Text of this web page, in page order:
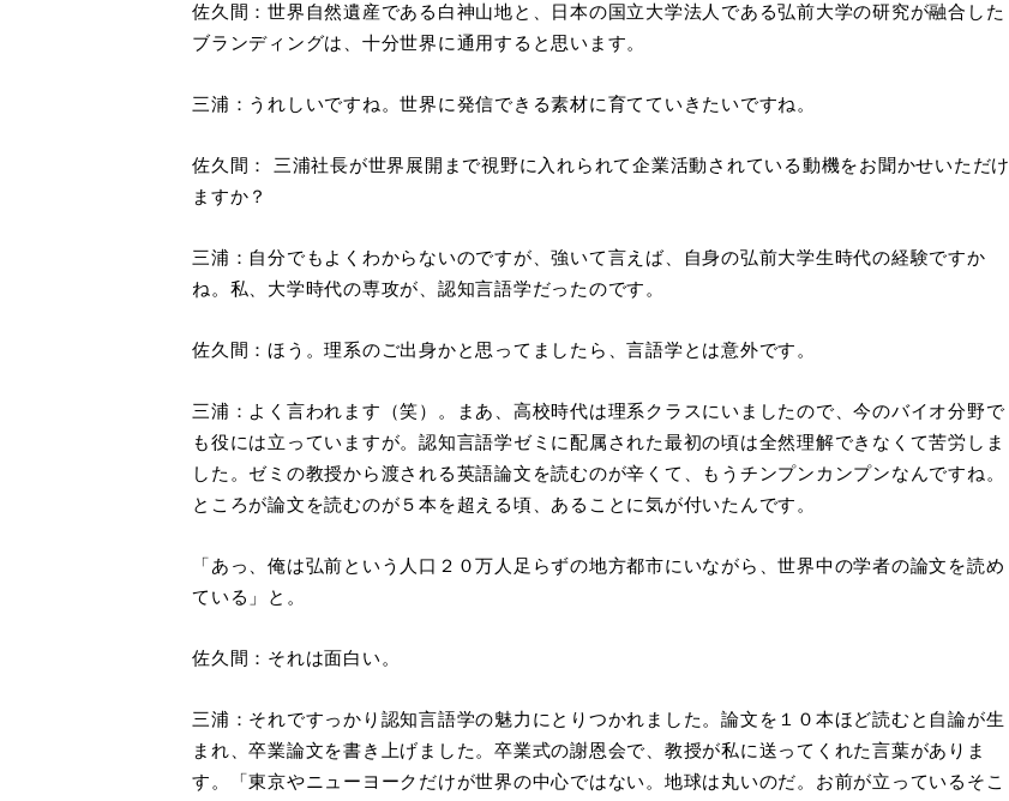
佐久間：世界自然遺産である白神山地と、日本の国立大学法人である弘前大学の研究が融合した
ブランディングは、十分世界に通用すると思います。
三浦：うれしいですね。世界に発信できる素材に育てていきたいですね。
佐久間： 三浦社長が世界展開まで視野に入れられて企業活動されている動機をお聞かせいただけ
ますか？
三浦：自分でもよくわからないのですが、強いて言えば、自身の弘前大学生時代の経験ですか
ね。私、大学時代の専攻が、認知言語学だったのです。
佐久間：ほう。理系のご出身かと思ってましたら、言語学とは意外です。
三浦：よく言われます（笑）。まあ、高校時代は理系クラスにいましたので、今のバイオ分野で
も役には立っていますが。認知言語学ゼミに配属された最初の頃は全然理解できなくて苦労しま
した。ゼミの教授から渡される英語論文を読むのが辛くて、もうチンプンカンプンなんですね。
ところが論文を読むのが５本を超える頃、あることに気が付いたんです。
「あっ、俺は弘前という人口２０万人足らずの地方都市にいながら、世界中の学者の論文を読め
ている」と。
佐久間：それは面白い。
三浦：それですっかり認知言語学の魅力にとりつかれました。論文を１０本ほど読むと自論が生
まれ、卒業論文を書き上げました。卒業式の謝恩会で、教授が私に送ってくれた言葉がありま
す。「東京やニューヨークだけが世界の中心ではない。地球は丸いのだ。お前が立っているそこ